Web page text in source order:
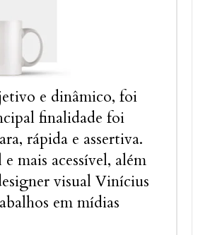
e dinâmico, foi
finalidade foi
rápida e assertiva.
mais acessível, além
visual Vinícius
em mídias